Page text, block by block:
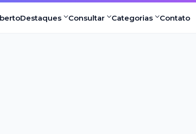
Destaques Consultar Categorias Contato